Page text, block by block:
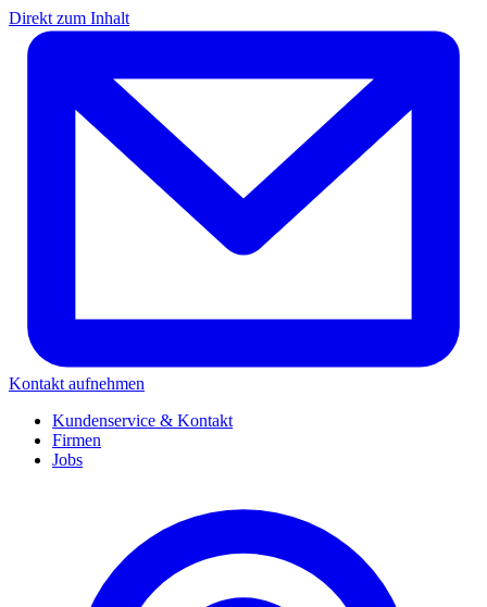
Direkt zum Inhalt
Kontakt aufnehmen
Kundenservice & Kontakt
Firmen
Jobs